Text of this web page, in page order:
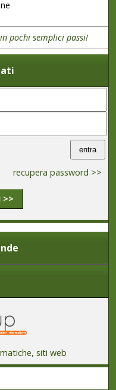
pochi semplici passi!
recupera password >>
>>
siti web